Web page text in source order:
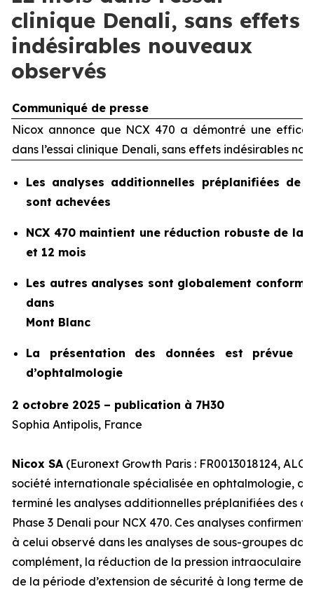
clinique Denali, sans effets
indésirables nouveaux
observés
Communiqué de presse
Nicox annonce que NCX 470 a démontré une
dans l’essai clinique Denali, sans effets indésirables
Les analyses additionnelles préplanifiées de
sont achevées
NCX 470 maintient une réduction robuste de la
et 12 mois
Les autres analyses sont globalement
dans
Mont Blanc
La présentation des données est prévue
d’ophtalmologie
2 octobre 2025 – publication à 7H30
Sophia Antipolis, France
Nicox SA (Euronext Growth Paris : FR0013018124,
société internationale spécialisée en ophtalmologie,
terminé les analyses additionnelles préplanifiées des
Phase 3 Denali pour NCX 470. Ces analyses
à celui observé dans les analyses de sous-groupes
complément, la réduction de la pression intraoculaire
de la période d’extension de sécurité à long terme de